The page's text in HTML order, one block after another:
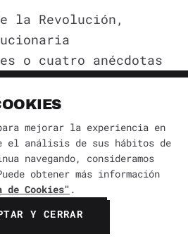
la Revolución,
o cuatro anécdotas
de los máuseres,
lazo, la soldadera,
y las mazorcas,
hermano pintor
canciones del
mejorar la experiencia en
el análisis de sus hábitos de
navegando, consideramos
obtener más información
Cookies" .
Y CERRAR